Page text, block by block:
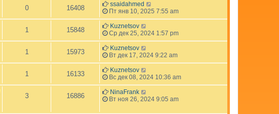
0 16408
ssaidahmed
Пт янв 10, 2025 7:55 am
1 15848
Kuznetsov
Ср дек 25, 2024 1:57 pm
1 15973
Kuznetsov
Вт дек 17, 2024 9:22 am
1 16133
Kuznetsov
Вс дек 08, 2024 10:36 am
3 16886
NinaFrank
Вт ноя 26, 2024 9:05 am